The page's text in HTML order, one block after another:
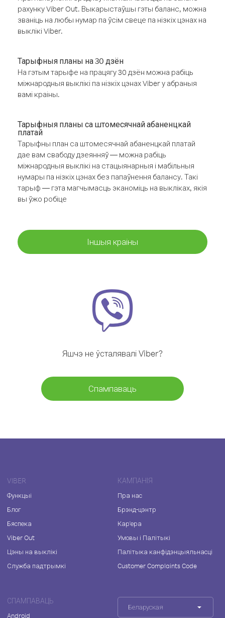
рахунку Viber Out. Выкарыстаўшы гэты баланс, можна
званіць на любы нумар па ўсім свеце па нізкіх цэнах на
выклікі Viber.
Тарыфныя планы на 30 дзён
На гэтым тарыфе на працягу 30 дзён можна рабіць
міжнародныя выклікі па нізкіх цэнах Viber у абраныя
вамі краіны.
Тарыфныя планы са штомесячнай абаненцкай
платай
Тарыфны план са штомесячнай абаненцкай платай
дае вам свабоду дзеянняў — можна рабіць
міжнародныя выклікі на стацыянарныя і мабільныя
нумары па нізкіх цэнах без папаўнення балансу. Такі
тарыф — гэта магчымасць эканоміць на выкліках, якія
вы ўжо робіце
Іншыя краіны
Яшчэ не ўсталявалі Viber?
Спампаваць
VIBER
Функцыі
Блог
Бяспека
Viber Out
Цэны на выклікі
Служба падтрымкі
КАМПАНІЯ
Пра нас
Брэнд-цэнтр
Кар'ера
Умовы і Палітыкі
Палітыка канфідэнцыяльнасці
Customer Complaints Code
СПАМПАВАЦЬ
Android
Беларуская